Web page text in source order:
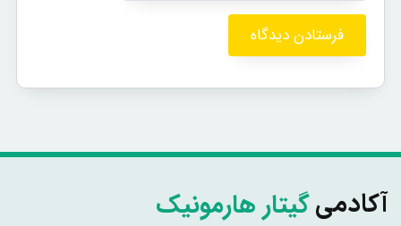
آکادمیگیتار هارمونیک